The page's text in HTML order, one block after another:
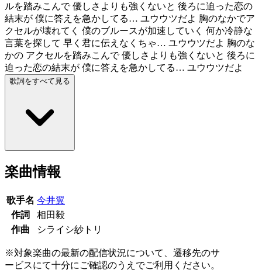
ルを踏みこんで 優しさよりも強くないと 後ろに迫った恋の
結末が 僕に答えを急かしてる… ユウウツだよ 胸のなかでア
クセルが壊れてく 僕のブルースが加速していく 何か冷静な
言葉を探して 早く君に伝えなくちゃ… ユウウツだよ 胸のな
かの アクセルを踏みこんで 優しさよりも強くないと 後ろに
迫った恋の結末が 僕に答えを急かしてる… ユウウツだよ
歌詞をすべて見る
楽曲情報
歌手名 今井翼
作詞
相田毅
作曲
シライシ紗トリ
※対象楽曲の最新の配信状況について、遷移先のサ
ービスにて十分にご確認のうえでご利用ください。